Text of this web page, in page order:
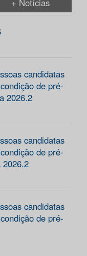
+ Notícias
candidatas
de pré-
2026.2
candidatas
de pré-
2026.2
candidatas
de pré-